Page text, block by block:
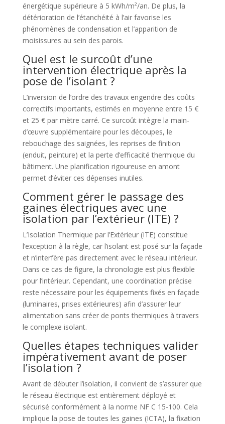
énergétique supérieure à 5 kWh/m²/an. De plus, la
détérioration de l’étanchéité à l’air favorise les
phénomènes de condensation et l’apparition de
moisissures au sein des parois.
Quel est le surcoût d’une
intervention électrique après la
pose de l’isolant ?
L’inversion de l’ordre des travaux engendre des coûts
correctifs importants, estimés en moyenne entre 15 €
et 25 € par mètre carré. Ce surcoût intègre la main-
d’œuvre supplémentaire pour les découpes, le
rebouchage des saignées, les reprises de finition
(enduit, peinture) et la perte d’efficacité thermique du
bâtiment. Une planification rigoureuse en amont
permet d’éviter ces dépenses inutiles.
Comment gérer le passage des
gaines électriques avec une
isolation par l’extérieur (ITE) ?
L’Isolation Thermique par l’Extérieur (ITE) constitue
l’exception à la règle, car l’isolant est posé sur la façade
et n’interfère pas directement avec le réseau intérieur.
Dans ce cas de figure, la chronologie est plus flexible
pour l’intérieur. Cependant, une coordination précise
reste nécessaire pour les équipements fixés en façade
(luminaires, prises extérieures) afin d’assurer leur
alimentation sans créer de ponts thermiques à travers
le complexe isolant.
Quelles étapes techniques valider
impérativement avant de poser
l’isolation ?
Avant de débuter l’isolation, il convient de s’assurer que
le réseau électrique est entièrement déployé et
sécurisé conformément à la norme NF C 15-100. Cela
implique la pose de toutes les gaines (ICTA), la fixation